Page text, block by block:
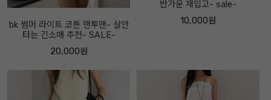
bk 썸머 라이트 코튼 맨투맨- 살안
타는 긴소매 추천- SALE-
20,000원
반가운 재입고- sale-
10,000원